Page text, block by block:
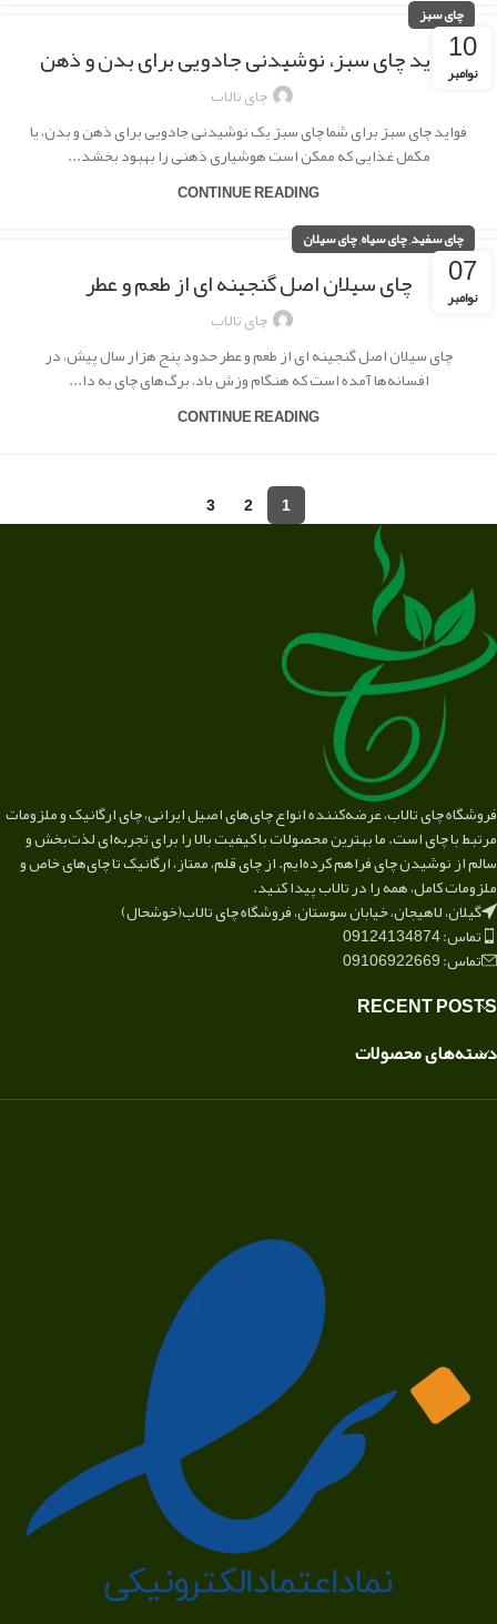
10
نوامبر
چای سبز
فواید چای سبز، نوشیدنی جادویی برای بدن و ذهن
چای تالاب
فواید چای سبز برای شما چای سبز یک نوشیدنی جادویی برای ذهن و بدن، یا
مکمل غذایی که ممکن است هوشیاری ذهنی را بهبود بخشد...
CONTINUE READING
07
نوامبر
چای سفید,چای سیاه,چای سیلان
چای سیلان اصل گنجینه ای از طعم و عطر
چای تالاب
چای سیلان اصل گنجینه ای از طعم و عطر حدود پنج هزار سال پیش، در
افسانه‌ها آمده است که هنگام وزش باد، برگ‌های چای به دا...
CONTINUE READING
1
2
3
فروشگاه چای تالاب، عرضه‌کننده انواع چای‌های اصیل ایرانی، چای ارگانیک و ملزومات
مرتبط با چای است. ما بهترین محصولات با کیفیت بالا را برای تجربه‌ای لذت‌بخش و
سالم از نوشیدن چای فراهم کرده‌ایم. از چای قلم، ممتاز، ارگانیک تا چای‌های خاص و
ملزومات کامل، همه را در تالاب پیدا کنید.
گیلان، لاهیجان، خیابان سوستان، فروشگاه چای تالاب(خوشحال)
تماس: 09124134874
تماس: 09106922669
RECENT POSTS
دسته‌های محصولات